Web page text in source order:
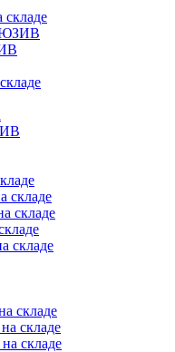
складе
складе
складе
складе
складе
складе
складе